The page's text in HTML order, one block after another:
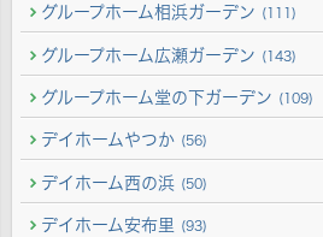
グループホーム相浜ガーデン (111)
グループホーム広瀬ガーデン (143)
グループホーム堂の下ガーデン (109)
デイホームやつか (56)
デイホーム西の浜 (50)
デイホーム安布里 (93)